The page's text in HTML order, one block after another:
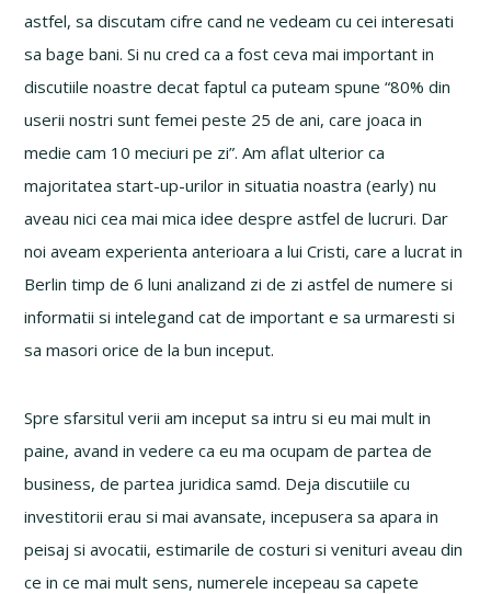
astfel, sa discutam cifre cand ne vedeam cu cei interesati
sa bage bani. Si nu cred ca a fost ceva mai important in
discutiile noastre decat faptul ca puteam spune “80% din
userii nostri sunt femei peste 25 de ani, care joaca in
medie cam 10 meciuri pe zi”. Am aflat ulterior ca
majoritatea start-up-urilor in situatia noastra (early) nu
aveau nici cea mai mica idee despre astfel de lucruri. Dar
noi aveam experienta anterioara a lui Cristi, care a lucrat in
Berlin timp de 6 luni analizand zi de zi astfel de numere si
informatii si intelegand cat de important e sa urmaresti si
sa masori orice de la bun inceput.
Spre sfarsitul verii am inceput sa intru si eu mai mult in
paine, avand in vedere ca eu ma ocupam de partea de
business, de partea juridica samd. Deja discutiile cu
investitorii erau si mai avansate, incepusera sa apara in
peisaj si avocatii, estimarile de costuri si venituri aveau din
ce in ce mai mult sens, numerele incepeau sa capete